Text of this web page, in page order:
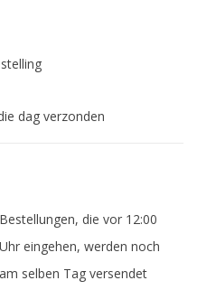
dag verzonden
Bestellungen, die vor 12:00
Uhr eingehen, werden noch
am selben Tag versendet